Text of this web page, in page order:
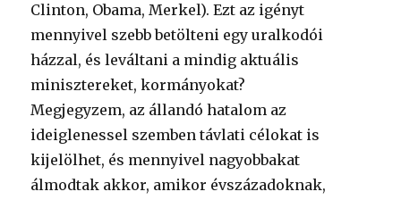
Clinton, Obama, Merkel). Ezt az igényt
mennyivel szebb betölteni egy uralkodói
házzal, és leváltani a mindig aktuális
minisztereket, kormányokat?
Megjegyzem, az állandó hatalom az
ideiglenessel szemben távlati célokat is
kijelölhet, és mennyivel nagyobbakat
álmodtak akkor, amikor évszázadoknak,